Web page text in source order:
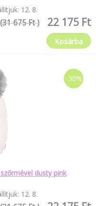
12. 8.
22 175 Ft
(31 675 Ft )
Kosárba
-30%
dusty pink
12. 8.